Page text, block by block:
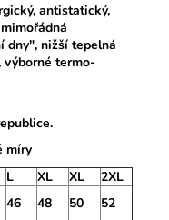
antistatický,
dny", nižší tepelná
výborné termo-
míry
L XL XL
2XL
46 48 50
52